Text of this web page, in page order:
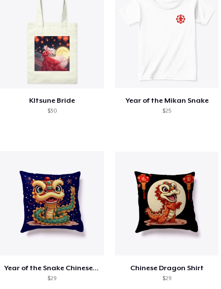
KItsune Bride
$30
Year of the Mikan Snake
$25
Year of the Snake Chinese New Year
$29
Chinese Dragon Shirt
$29